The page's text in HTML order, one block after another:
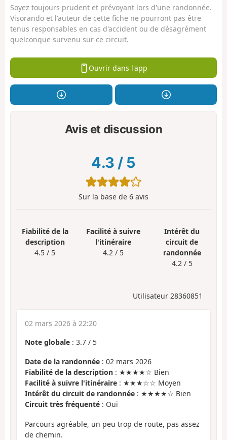
Soyez toujours prudent et prévoyant lors d'une randonnée.
Visorando et l'auteur de cette fiche ne pourront pas être
tenus responsables en cas d'accident ou de désagrément
quelconque survenu sur ce circuit.
Ouvrir dans l'app
Avis et discussion
4.3 / 5
Sur la base de 6 avis
Fiabilité de la
description
4.5 / 5
Facilité à suivre
l'itinéraire
4.2 / 5
Intérêt du
circuit de
randonnée
4.2 / 5
Utilisateur 28360851
02 mars 2026 à 22:20
Note globale : 3.7 / 5
Date de la randonnée : 02 mars 2026
Fiabilité de la description : ★★★★☆ Bien
Facilité à suivre l'itinéraire : ★★★☆☆ Moyen
Intérêt du circuit de randonnée : ★★★★☆ Bien
Circuit très fréquenté : Oui
Parcours agréable, un peu trop de route, pas assez
de chemin.